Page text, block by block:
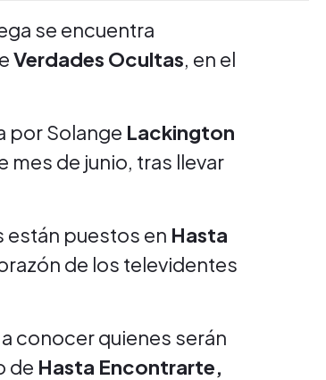
se encuentra
Verdades Ocultas, en el
por Solange Lackington
mes de junio, tras llevar
están puestos en Hasta
de los televidentes
conocer quienes serán
de Hasta Encontrarte,